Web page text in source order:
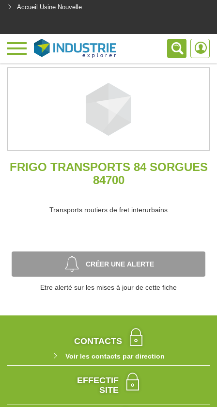
Accueil Usine Nouvelle
FRIGO TRANSPORTS 84 SORGUES
84700
Transports routiers de fret interurbains
CRÉER UNE ALERTE
Etre alerté sur les mises à jour de cette fiche
CONTACTS
Voir les contacts par direction
EFFECTIF
SITE